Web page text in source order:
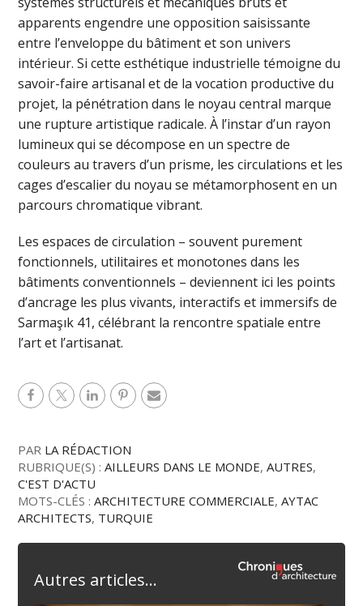
apparents engendre une opposition saisissante
entre l’enveloppe du bâtiment et son univers
intérieur. Si cette esthétique industrielle témoigne du
savoir-faire artisanal et de la vocation productive du
projet, la pénétration dans le noyau central marque
une rupture artistique radicale. À l’instar d’un rayon
lumineux qui se décompose en un spectre de
couleurs au travers d’un prisme, les circulations et les
cages d’escalier du noyau se métamorphosent en un
parcours chromatique vibrant.
Les espaces de circulation – souvent purement
fonctionnels, utilitaires et monotones dans les
bâtiments conventionnels – deviennent ici les points
d’ancrage les plus vivants, interactifs et immersifs de
Sarmaşık 41, célébrant la rencontre spatiale entre
l’art et l’artisanat.
PAR LA RÉDACTION
RUBRIQUE(S) :AILLEURS DANS LE MONDE,AUTRES,
C'EST D'ACTU
MOTS-CLÉS :ARCHITECTURE COMMERCIALE,AYTAC
ARCHITECTS, TURQUIE
Autres articles...